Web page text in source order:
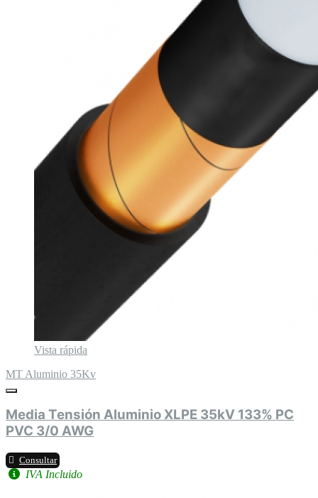
Vista rápida
MT Aluminio 35Kv
Media Tensión Aluminio XLPE 35kV 133% PC
PVC 3/0 AWG
Consultar
IVA Incluido